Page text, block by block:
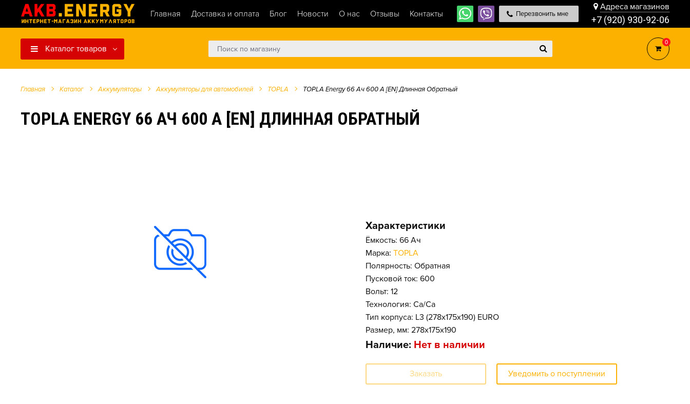
Главная Доставка и оплата Блог Новости О нас Отзывы Контакты Перезвонить мне
Адреса магазинов
+7 (920) 930-92-06
Каталог товаров
0
Главная Каталог Аккумуляторы Аккумуляторы для автомобилей TOPLA TOPLA Energy 66 Ач 600 А [EN] Длинная Обратный
TOPLA ENERGY 66 АЧ 600 А [EN] ДЛИННАЯ ОБРАТНЫЙ
Характеристики
Ёмкость: 66 Ач
Марка: TOPLA
Полярность: Обратная
Пусковой ток: 600
Вольт: 12
Технология: Ca/Ca
Тип корпуса: L3 (278x175x190) EURO
Размер, мм: 278x175x190
Наличие: Нет в наличии
Заказать Уведомить о поступлении